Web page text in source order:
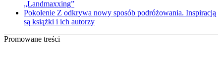
„Landmaxxing”
Pokolenie Z odkrywa nowy sposób podróżowania. Inspiracją
są książki i ich autorzy
Promowane treści